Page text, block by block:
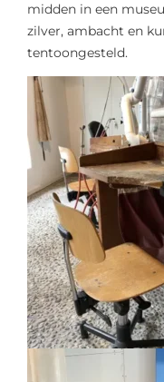
midden in een
zilver, ambacht en
tentoongesteld.